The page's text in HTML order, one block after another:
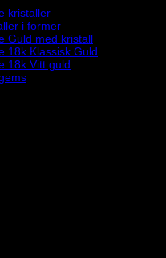
kristaller
i former
Guld med kristall
18k Klassisk Guld
18k Vitt guld